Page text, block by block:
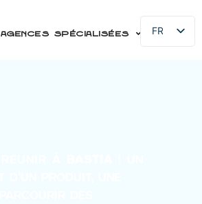
Agences spécialisées
FR